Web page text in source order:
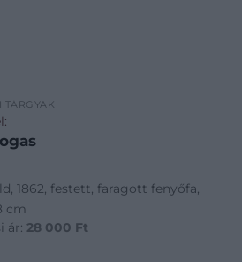
TÁRGYAK
1862, festett, faragott fenyőfa,
cm
ár: 28 000 Ft